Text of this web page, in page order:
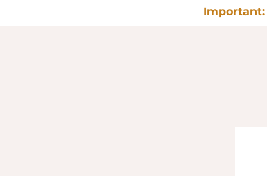
Important: